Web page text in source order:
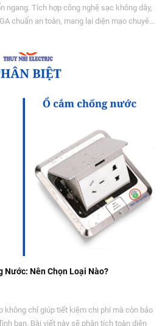
ngang. Tích hợp công nghệ sạc không dây,
chuẩn an toàn, mang lại diện mạo chuyên
Nước: Nên Chọn Loại Nào?
không chỉ giúp tiết kiệm chi phí mà còn bảo
bạn. Bài viết này sẽ phân tích toàn diện